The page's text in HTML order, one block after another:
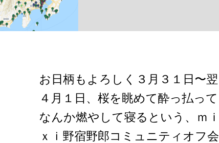
お日柄もよろしく３月３１日〜翌
４月１日、桜を眺めて酔っ払って
なんか燃やして寝るという、ｍ
ｘｉ野宿野郎コミュニティオフ会